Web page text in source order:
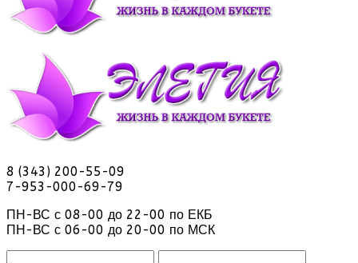
8 (343) 200-55-09
7-953-000-69-79
ПН-ВС с 08-00 до 22-00 по ЕКБ
ПН-ВС с 06-00 до 20-00 по МСК